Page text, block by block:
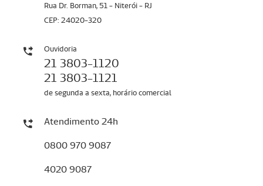
Rua Dr. Borman, 51 - Niterói - RJ
CEP: 24020-320
Ouvidoria
21 3803-1120
21 3803-1121
de segunda a sexta, horário comercial
Atendimento 24h
0800 970 9087
4020 9087